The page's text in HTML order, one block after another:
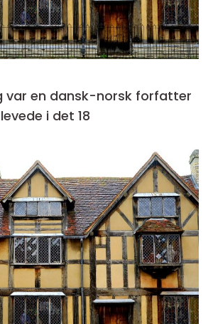
var en dansk-norsk forfatter
i det 18